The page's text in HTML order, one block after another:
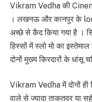
Vikram Vedha की
। लखनऊ और कानपुर के
अच्छे से कैद किया गया है ।
हिस्सों में स्लो मो का
दोनों मुख्य किरदारों के धांसू
Vikram Vedha में दोनों ही
वाले से ज्यादा ताकतवर या